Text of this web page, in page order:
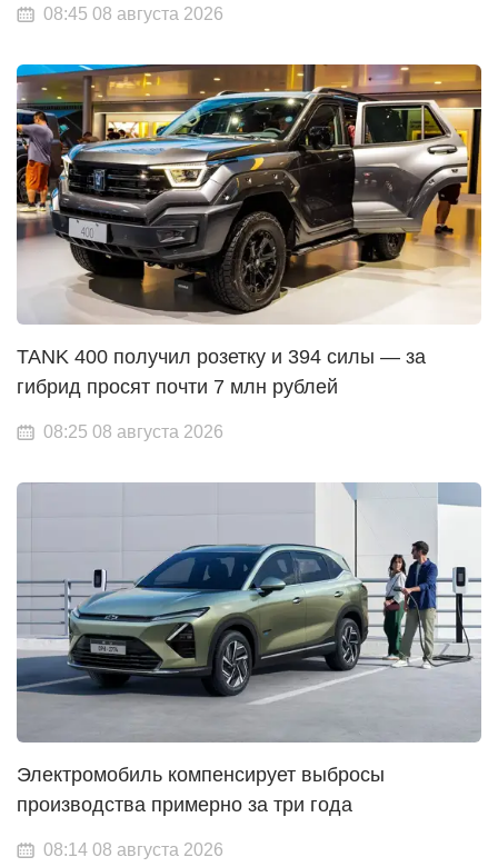
08:45 08 августа 2026
TANK 400 получил розетку и 394 силы — за
гибрид просят почти 7 млн рублей
08:25 08 августа 2026
Электромобиль компенсирует выбросы
производства примерно за три года
08:14 08 августа 2026